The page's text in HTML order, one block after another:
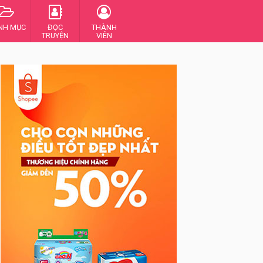
MỤC
ĐỌC
TRUYỆN
THÀNH
VIÊN